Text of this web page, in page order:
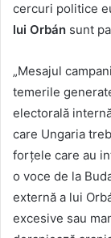
cercuri politice
lui Orbán sunt
„Mesajul
temerile
electorală
care Ungaria
forțele care au
o voce de la
externă a lui
excesive sau